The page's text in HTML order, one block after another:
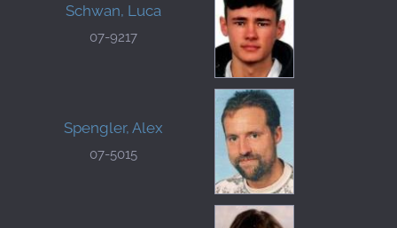
Schwan, Luca
07-9217
Spengler, Alex
07-5015